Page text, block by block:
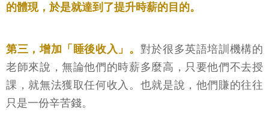
的體現，於是就達到了提升時薪的目的。
第三，增加「睡後收入」。 對於很多英語培訓機構的
老師來說，無論他們的時薪多麼高，只要他們不去授
課，就無法獲取任何收入。也就是說，他們賺的往往
只是一份辛苦錢。